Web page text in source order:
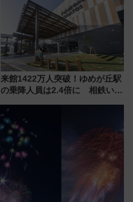
来館1422万人突破！ゆめが丘駅
の乗降人員は2.4倍に 相鉄いず
年祭にそうにゃん＆DB.スター
マンが登場